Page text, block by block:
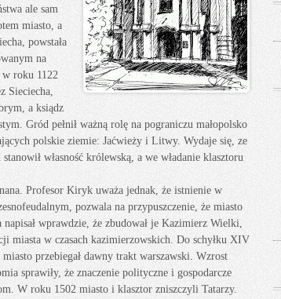
ale sam
miasto, a
powstała
na
roku 1122
Sieciecha,
a ksiądz
Gród pełnił ważną rolę na pograniczu małopolsko
polskie ziemie: Jaćwieży i Litwy. Wydaje się, ze
własność królewską, a we władanie klasztoru
Profesor Kiryk uważa jednak, że istnienie w
pozwala na przypuszczenie, że miasto
wprawdzie, że zbudował je Kazimierz Wielki,
miasta w czasach kazimierzowskich. Do schyłku XIV
przebiegał dawny trakt warszawski. Wzrost
sprawiły, że znaczenie polityczne i gospodarcze
W roku 1502 miasto i klasztor zniszczyli Tatarzy.